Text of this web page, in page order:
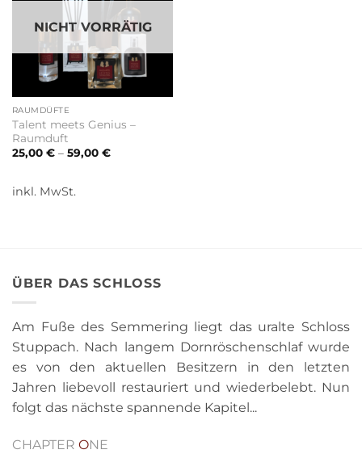
NICHT VORRÄTIG
RAUMDÜFTE
Talent meets Genius –
Raumduft
25,00 €– 59,00 €
inkl. MwSt.
ÜBER DAS SCHLOSS
Am Fuße des Semmering liegt das uralte Schloss
Stuppach. Nach langem Dornröschenschlaf wurde
es von den aktuellen Besitzern in den letzten
Jahren liebevoll restauriert und wiederbelebt. Nun
folgt das nächste spannende Kapitel...
CHAPTER ONE